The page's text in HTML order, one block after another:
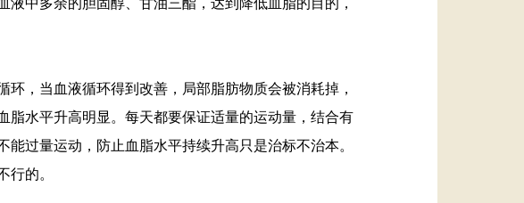
，当血液循环得到改善，局部脂肪物质会被消耗掉，
脂水平升高明显。每天都要保证适量的运动量，结合有
过量运动，防止血脂水平持续升高只是治标不治本。
行的。